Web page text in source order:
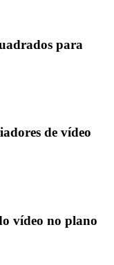
para
de vídeo
vídeo no plano